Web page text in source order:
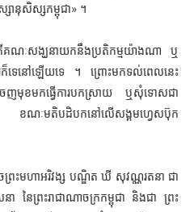
ានុសិស្សកម្ពុជា» ។
គណៈសង្ឃនាយកនឹងប្រតិកម្មយ៉ាងណា ឬ
ក៏ទេនៅឡើយទេ ។ ព្រោះមកទល់ពេលនេះ
ខមកធ្វើការបកស្រាយ ឬសុំទោសជា
ៈមតិបដិបកនៅលើសង្គមហ្វេសប៊ុក
រះមហាអរិវង្ស បណ្ឌិត ឃី សុវណ្ណរតនា ជា
នា នៃព្រះរាជាណាចក្រកម្ពុជា និងជា ព្រះ